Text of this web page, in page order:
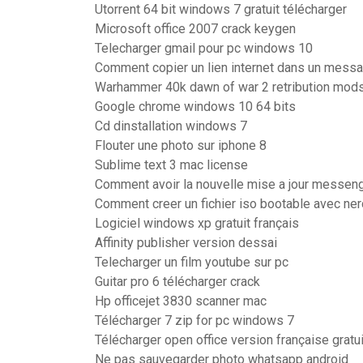
Utorrent 64 bit windows 7 gratuit télécharger
Microsoft office 2007 crack keygen
Telecharger gmail pour pc windows 10
Comment copier un lien internet dans un
Warhammer 40k dawn of war 2 retribution
Google chrome windows 10 64 bits
Cd dinstallation windows 7
Flouter une photo sur iphone 8
Sublime text 3 mac license
Comment avoir la nouvelle mise a jour
Comment creer un fichier iso bootable avec
Logiciel windows xp gratuit français
Affinity publisher version dessai
Telecharger un film youtube sur pc
Guitar pro 6 télécharger crack
Hp officejet 3830 scanner mac
Télécharger 7 zip for pc windows 7
Télécharger open office version française
Ne pas sauvegarder photo whatsapp android